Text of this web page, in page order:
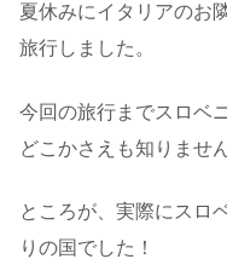
夏休みにイタリアのお
旅行しました。
今回の旅行までスロベ
どこかさえも知りませ
ところが、実際にスロ
りの国でした！